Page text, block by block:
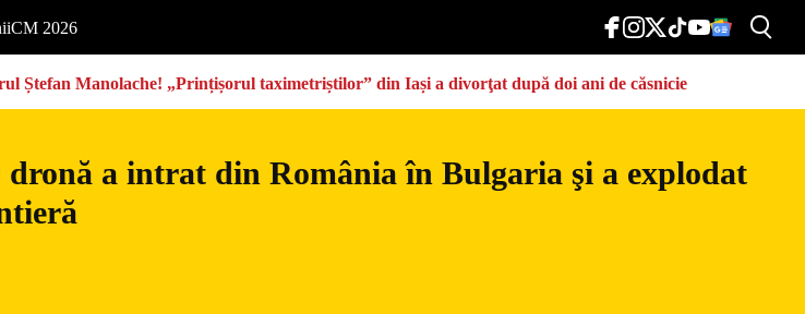
CM 2026
Ștefan Manolache! „Prințișorul taximetriștilor” din Iași a divorţat după doi ani de căsnicie
a intrat din România în Bulgaria şi a explodat